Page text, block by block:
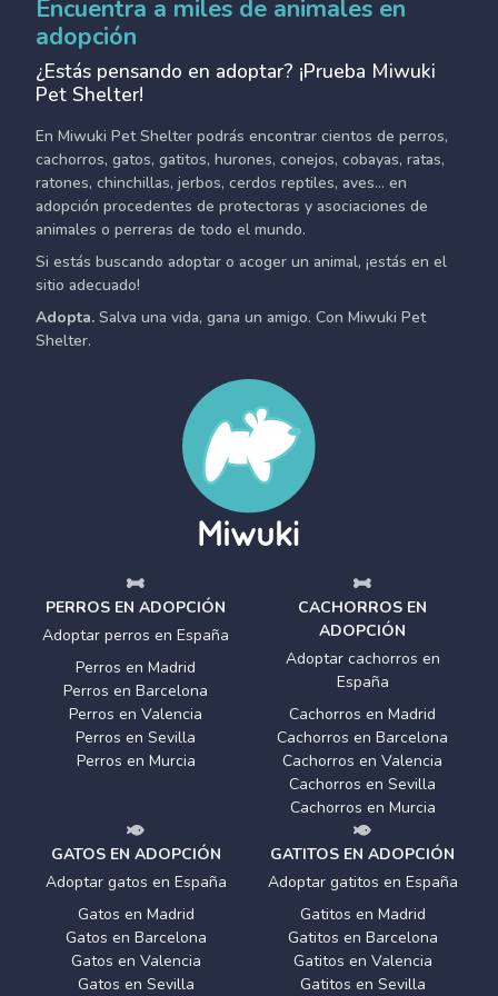
Encuentra a miles de animales en
adopción
¿Estás pensando en adoptar? ¡Prueba Miwuki
Pet Shelter!
En Miwuki Pet Shelter podrás encontrar cientos de perros,
cachorros, gatos, gatitos, hurones, conejos, cobayas, ratas,
ratones, chinchillas, jerbos, cerdos reptiles, aves... en
adopción procedentes de protectoras y asociaciones de
animales o perreras de todo el mundo.
Si estás buscando adoptar o acoger un animal, ¡estás en el
sitio adecuado!
Adopta. Salva una vida, gana un amigo. Con Miwuki Pet
Shelter.
PERROS EN ADOPCIÓN
Adoptar perros en España
Perros en Madrid
Perros en Barcelona
Perros en Valencia
Perros en Sevilla
Perros en Murcia
CACHORROS EN
ADOPCIÓN
Adoptar cachorros en
España
Cachorros en Madrid
Cachorros en Barcelona
Cachorros en Valencia
Cachorros en Sevilla
Cachorros en Murcia
GATOS EN ADOPCIÓN
Adoptar gatos en España
Gatos en Madrid
Gatos en Barcelona
Gatos en Valencia
Gatos en Sevilla
GATITOS EN ADOPCIÓN
Adoptar gatitos en España
Gatitos en Madrid
Gatitos en Barcelona
Gatitos en Valencia
Gatitos en Sevilla